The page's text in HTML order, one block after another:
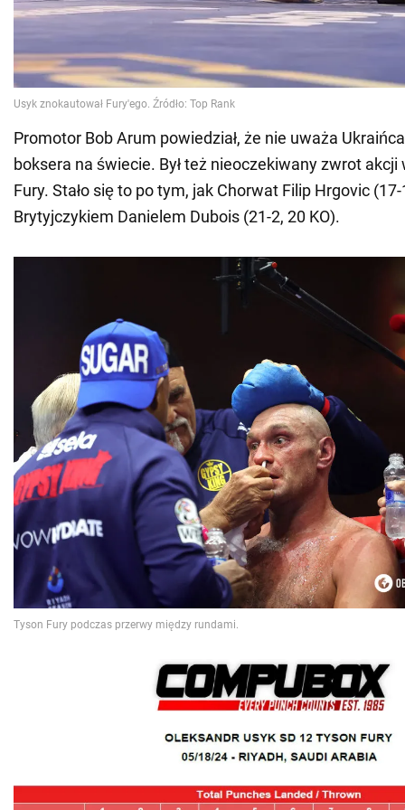
Promotor Bob Arum powiedział, że nie uważa
boksera na świecie. Był też nieoczekiwany zwrot akcji
Fury. Stało się to po tym, jak Chorwat Filip Hrgovic (17-
Brytyjczykiem Danielem Dubois (21-2, 20 KO).